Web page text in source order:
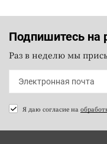
Подпишитесь на
Раз в неделю мы
Я даю согласие на